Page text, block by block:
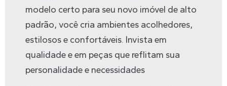
modelo certo para seu novo imóvel de alto
padrão, você cria ambientes acolhedores,
estilosos e confortáveis. Invista em
qualidade e em peças que reflitam sua
personalidade e necessidades